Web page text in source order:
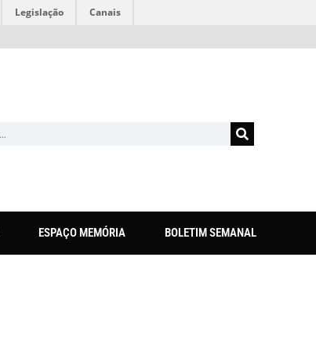
Legislação Canais
ESPAÇO MEMÓRIA BOLETIM SEMANAL